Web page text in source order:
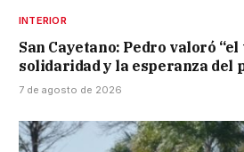
INTERIOR
San Cayetano: Pedro valoró
solidaridad y la esperanza del
7 de agosto de 2026